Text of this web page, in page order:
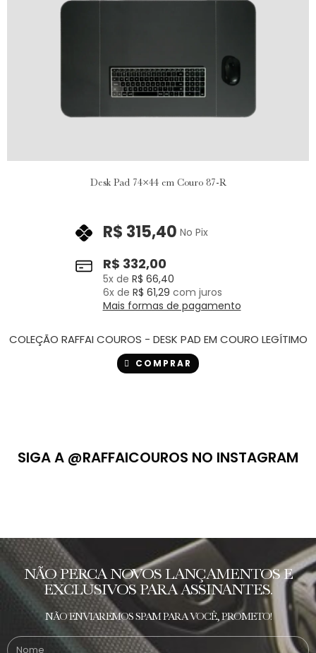
Desk Pad 74×44 em Couro 87-R
R$ 332,00
5x de R$ 66,40
6x de R$ 61,29 com juros
Mais formas de pagamento
R$ 315,40 No Pix
COLEÇÃO RAFFAI COUROS - DESK PAD EM COURO LEGÍTIMO
COMPRAR
SIGA A @RAFFAICOUROS NO INSTAGRAM
NÃO PERCA NOVOS LANÇAMENTOS E
EXCLUSIVOS PARA ASSINANTES.
NÃO ENVIAREMOS SPAM PARA VOCÊ, PROMETO!